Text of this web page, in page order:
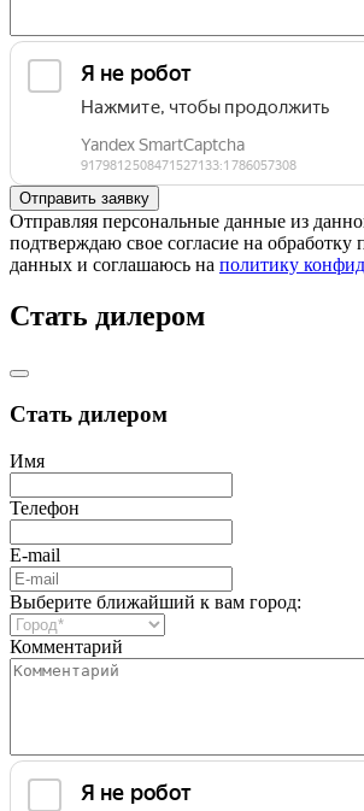
Отправляя персональные данные из
подтверждаю свое согласие на обработку
данных и соглашаюсь на политику
Стать дилером
Стать дилером
Имя
Телефон
E-mail
Выберите ближайший к вам город:
Комментарий